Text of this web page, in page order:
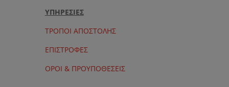
ΥΠΗΡΕΣΙΕΣ
ΤΡΟΠΟΙ ΑΠΟΣΤΟΛΗΣ
ΕΠΙΣΤΡΟΦΕΣ
ΟΡΟΙ & ΠΡΟΥΠΟΘΕΣΕΙΣ